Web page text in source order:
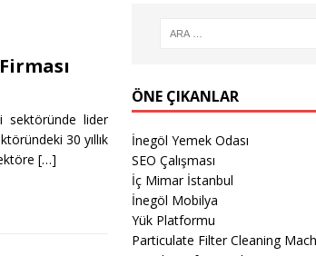
sektöründe lider
30 yıllık
[…]
ÖNE ÇIKANLAR
İnegöl Yemek Odası
SEO Çalışması
İç Mimar İstanbul
İnegöl Mobilya
Yük Platformu
Particulate Filter Cleaning